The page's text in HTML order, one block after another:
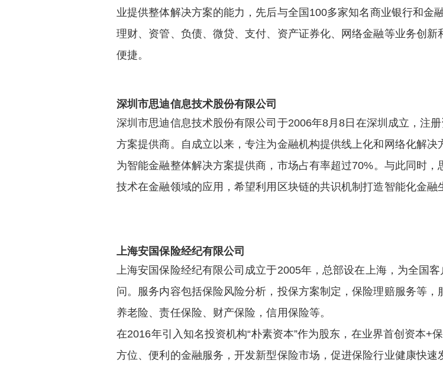
业提供整体解决方案的能力，先后与全国100多家知名商业银行和金
理财、资管、负债、微贷、支付、资产证券化、网络金融等业务创
便捷。
深圳市思迪信息技术股份有限公司
深圳市思迪信息技术股份有限公司于2006年8月8日在深圳成立，注
方案提供商。自成立以来，专注为金融机构提供线上化和网络化解
为智能金融整体解决方案提供商，市场占有率超过70%。与此同时
技术在金融领域的应用，希望利用区块链的共识机制打造智能化金融
上海安国保险经纪有限公司
上海安国保险经纪有限公司成立于2005年，总部设在上海，为全国
问。服务内容包括保险风险分析，投保方案制定，保险理赔服务等
养老险、责任保险、财产保险，信用保险等。
在2016年引入知名投资机构“朴素资本”作为股东，在业界首创资本+
方位、便利的金融服务，开发新型保险市场，促进保险行业健康快速